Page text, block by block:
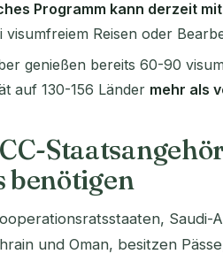
Programm kann derzeit
visumfreiem Reisen oder
genießen bereits 60-90
auf 130-156 Länder mehr als
benötigen
Saudi-
und Oman, besitzen